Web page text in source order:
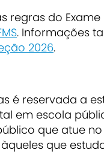
regras do
. Informações
2026.
é reservada a
em escola
que atue
que